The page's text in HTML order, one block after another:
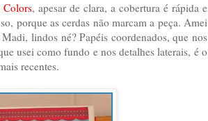
, apesar de clara, a cobertura é rápida e
porque as cerdas não marcam a peça. Amei
lindos né? Papéis coordenados, que nos
usei como fundo e nos detalhes laterais, é o
recentes.